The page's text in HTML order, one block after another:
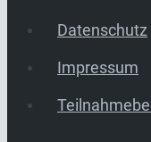
Datenschutz
Impressum